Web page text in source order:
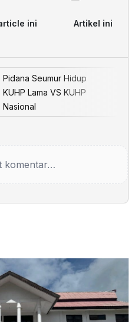
ini Artikel ini
Pidana Seumur Hidup
KUHP Lama VS KUHP
Nasional
komentar…